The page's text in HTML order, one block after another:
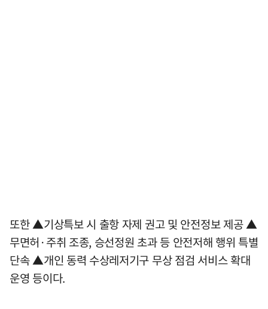
또한 ▲기상특보 시 출항 자제 권고 및 안전정보 제공 ▲
무면허·주취 조종, 승선정원 초과 등 안전저해 행위 특별
단속 ▲개인 동력 수상레저기구 무상 점검 서비스 확대
운영 등이다.